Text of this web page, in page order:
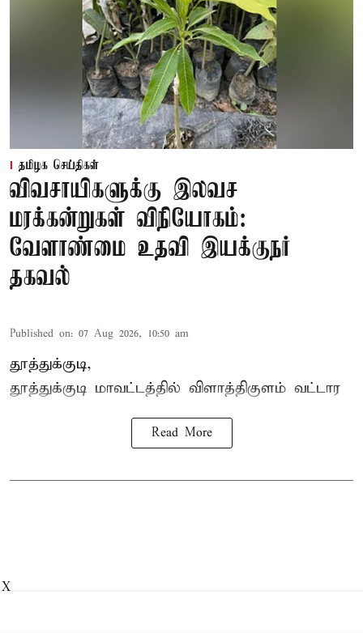
தமிழக செய்திகள்
விவசாயிகளுக்கு இலவச
மரக்கன்றுகள் விநியோகம்:
வேளாண்மை உதவி இயக்குநர்
தகவல்
Published on: 07 Aug 2026, 10:50 am
தூத்துக்குடி,
தூத்துக்குடி மாவட்டத்தில் விளாத்திகுளம் வட்டார
Read More
X